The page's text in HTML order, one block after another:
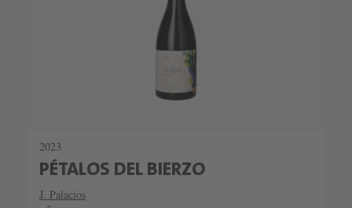
2023
PÉTALOS DEL BIERZO
J. Palacios